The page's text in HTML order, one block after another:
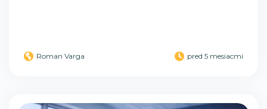
Roman Varga pred 5 mesiacmi